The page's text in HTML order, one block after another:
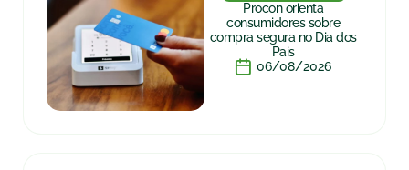
Procon orienta
consumidores sobre
compra segura no Dia dos
Pais
06/08/2026